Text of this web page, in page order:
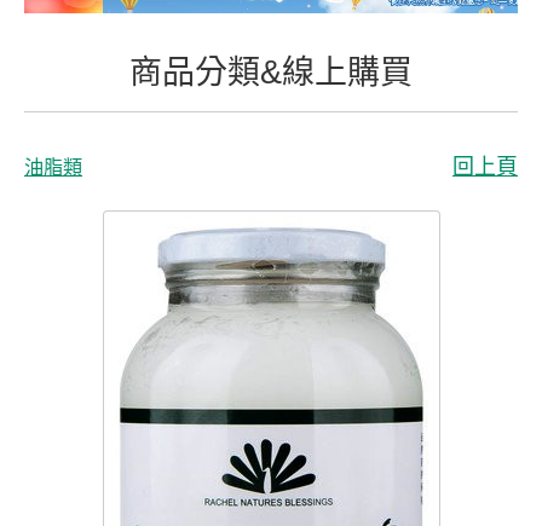
商品分類&線上購買
油脂類 回上頁